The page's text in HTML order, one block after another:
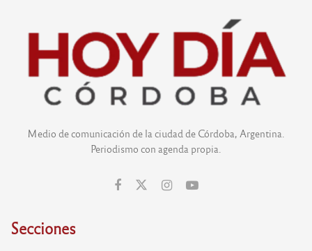
Medio de comunicación de la ciudad de Córdoba, Argentina.
Periodismo con agenda propia.
Secciones